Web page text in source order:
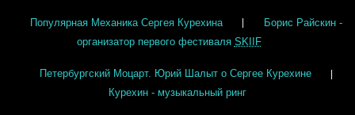
Популярная Механика Сергея Курехина
Борис Райскин -
организатор первого фестиваля SKIIF
Петербургский Моцарт. Юрий Шалыт о Сергее Курехине |
Курехин - музыкальный ринг